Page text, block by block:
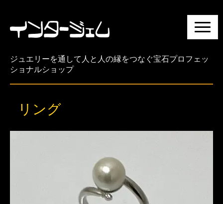
N
a
i
ジュエリーを通して人と人の縁をつなぐ宝石プロフェッ
ショナルショップ
リング